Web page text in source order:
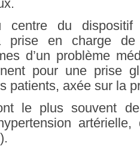
du
prise en charge de
d’un problème
pour une prise
patients, axée sur la
le plus souvent